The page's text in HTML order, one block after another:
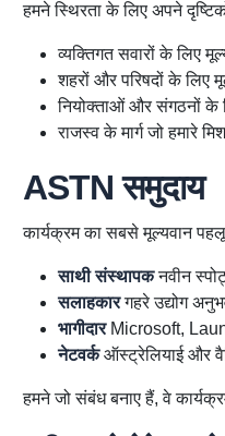
हमने स्थिरता के लिए अपने
व्यक्तिगत सवारों के लिए
शहरों और परिषदों के लिए
नियोक्ताओं और संगठनों के
राजस्व के मार्ग जो हमारे
ASTN समुदाय
कार्यक्रम का सबसे मूल्यवान
साथी संस्थापकनवीन
सलाहकारगहरे उद्योग
भागीदारMicrosoft,
नेटवर्कऑस्ट्रेलियाई और
हमने जो संबंध बनाए हैं, वे